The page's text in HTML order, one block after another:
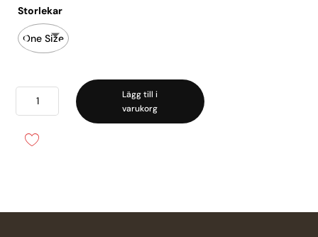
Storlekar
One Size
mängd
Lägg till i
varukorg